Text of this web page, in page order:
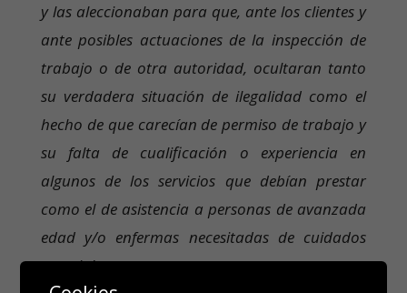
y las aleccionaban para que, ante los clientes y
ante posibles actuaciones de la inspección de
trabajo o de otra autoridad, ocultaran tanto
su verdadera situación de ilegalidad como el
hecho de que carecían de permiso de trabajo y
su falta de cualificación o experiencia en
algunos de los servicios que debían prestar
como el de asistencia a personas de avanzada
edad y/o enfermas necesitadas de cuidados
especiales.